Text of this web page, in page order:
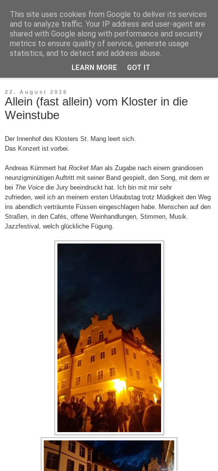
Neues von Frau Meyer
Alltag ist Abenteuer
22. August 2016
Allein (fast allein) vom Kloster in die
Weinstube
Der Innenhof des Klosters St. Mang leert sich
Das Konzert ist vorbei.
Andreas Kümmert hat Rocket Man als Zugabe nach einem grandiosen
neunzigminütigen Auftritt mit seiner Band gespielt , den Song, mit dem er
bei The Voice die Jury beeindruckt hat. Ich bin mit mir sehr
zufrieden, weil ich an meinem ersten Urlaubstag trotz Müdigkeit den Weg
ins abendlich verträumte Füssen eingeschlagen habe. Menschen auf den
Straßen, in den Cafés, offene Weinhandlungen, Stimmen, Musik.
Jazzfestival, welch glückliche Fügung.
This site uses cookies from Google to deliver its services
and to analyze traffic. Your IP address and user-agent are
shared with Google along with performance and security
metrics to ensure quality of service, generate usage
statistics, and to detect and address abuse.
LEARN MORE GOT IT